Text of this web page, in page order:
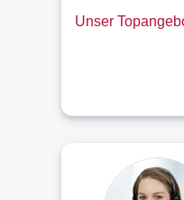
Unser